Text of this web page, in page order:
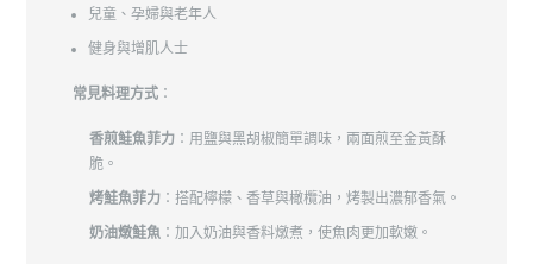
兒童、孕婦與老年人
健身與增肌人士
常見料理方式：
香煎鮭魚菲力 ：用鹽與黑胡椒簡單調味，兩面煎至金黃酥
脆。
烤鮭魚菲力 ：搭配檸檬、香草與橄欖油，烤製出濃郁香氣。
奶油燉鮭魚 ：加入奶油與香料燉煮，使魚肉更加軟嫩。